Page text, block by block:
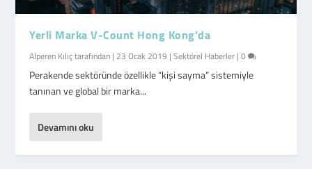
Yerli Marka V-Count Hong Kong’da
Alperen Kılıçtarafından | 23 Ocak 2019 |Sektörel Haberler |0
Perakende sektöründe özellikle “kişi sayma” sistemiyle
tanınan ve global bir marka...
Devamını oku